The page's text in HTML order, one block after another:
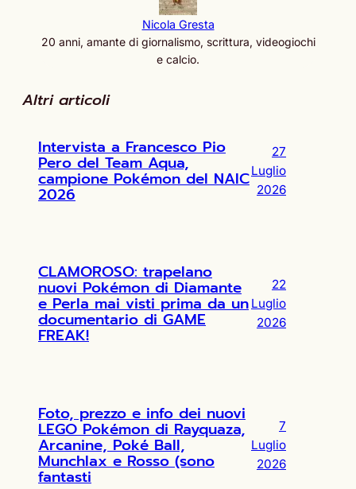
Nicola Gresta
20 anni, amante di giornalismo, scrittura, videogiochi
e calcio.
Altri articoli
Intervista a Francesco Pio
Pero del Team Aqua,
campione Pokémon del NAIC
2026
27
Luglio
2026
CLAMOROSO: trapelano
nuovi Pokémon di Diamante
e Perla mai visti prima da un
documentario di GAME
FREAK!
22
Luglio
2026
Foto, prezzo e info dei nuovi
LEGO Pokémon di Rayquaza,
Arcanine, Poké Ball,
Munchlax e Rosso (sono
fantasti
7
Luglio
2026